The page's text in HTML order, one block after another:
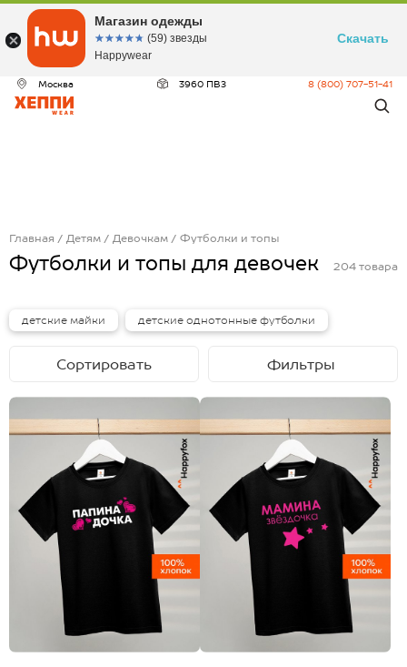
Москва 3960 ПВЗ 8 (800) 707-51-41
Главная Детям Девочкам Футболки и топы
Футболки и топы для девочек 204 товара
детские майки детские однотонные футболки
Магазин одежды
☆☆☆☆☆
★★★★★ (59) звезды
Happywear
Скачать